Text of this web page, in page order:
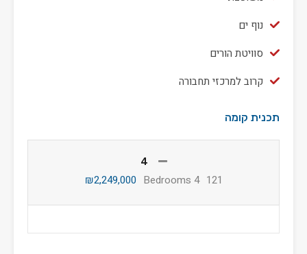
נוף ים
סוויטת הורים
קרוב למרכזי תחבורה
תכנית קומה
4
121
4 Bedrooms
₪2,249,000